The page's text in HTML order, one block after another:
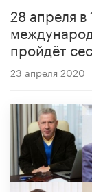
28 апреля
пройдёт
23 апреля 2020